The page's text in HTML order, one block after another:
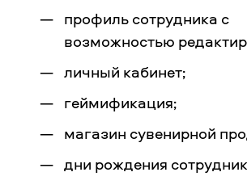
профиль сотрудника с
возможностью
личный кабинет;
геймификация;
магазин сувенирной
дни рождения